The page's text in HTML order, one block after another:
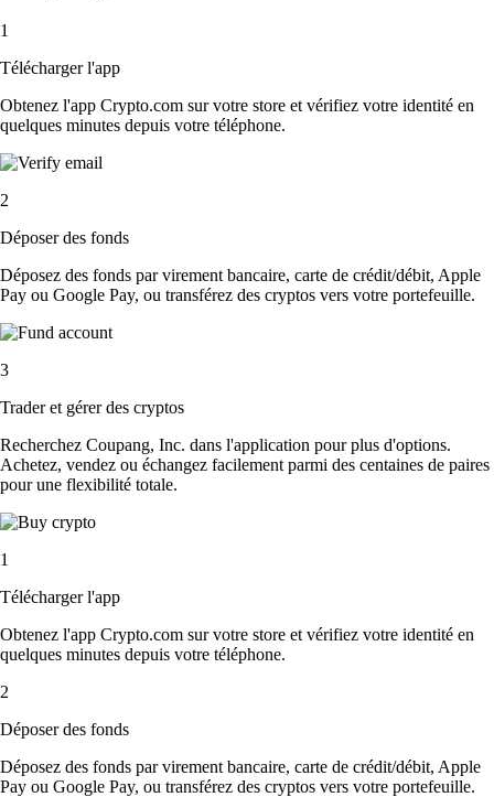
1
Télécharger l'app
Obtenez l'app Crypto.com sur votre store et vérifiez votre identité en
quelques minutes depuis votre téléphone.
2
Déposer des fonds
Déposez des fonds par virement bancaire, carte de crédit/débit, Apple
Pay ou Google Pay, ou transférez des cryptos vers votre portefeuille.
3
Trader et gérer des cryptos
Recherchez Coupang, Inc. dans l'application pour plus d'options.
Achetez, vendez ou échangez facilement parmi des centaines de paires
pour une flexibilité totale.
1
Télécharger l'app
Obtenez l'app Crypto.com sur votre store et vérifiez votre identité en
quelques minutes depuis votre téléphone.
2
Déposer des fonds
Déposez des fonds par virement bancaire, carte de crédit/débit, Apple
Pay ou Google Pay, ou transférez des cryptos vers votre portefeuille.